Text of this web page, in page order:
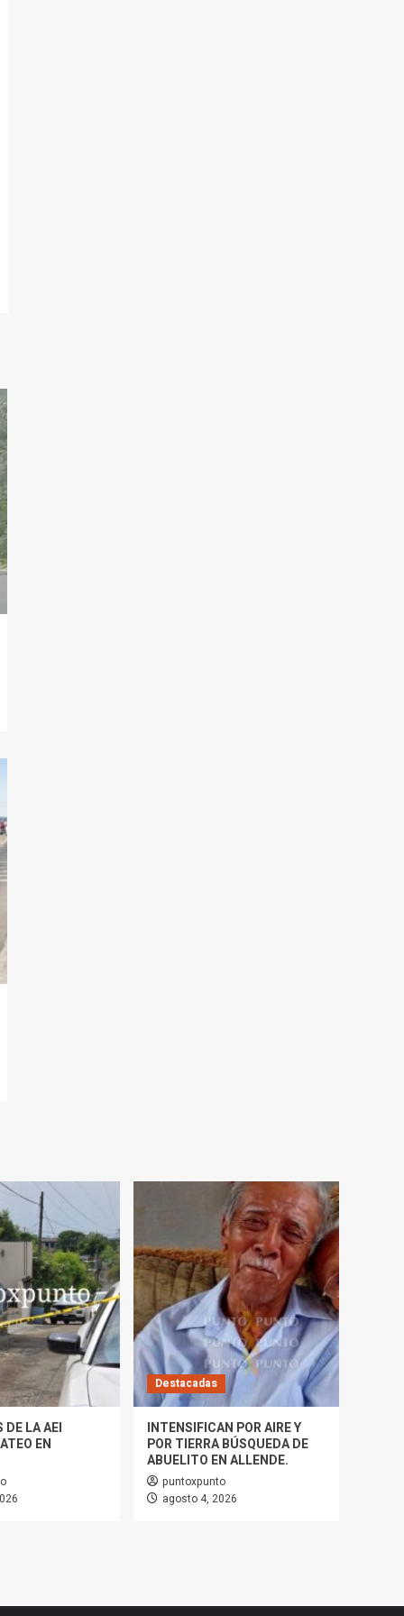
DE LA AEI
EN
Destacadas
INTENSIFICAN POR AIRE Y
POR TIERRA BÚSQUEDA DE
ABUELITO EN ALLENDE.
puntoxpunto
agosto 4, 2026